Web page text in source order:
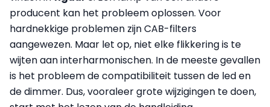
producent kan het probleem oplossen. Voor
hardnekkige problemen zijn CAB-filters
aangewezen. Maar let op, niet elke flikkering is te
wijten aan interharmonischen. In de meeste gevallen
is het probleem de compatibiliteit tussen de led en
de dimmer. Dus, vooraleer grote wijzigingen te doen,